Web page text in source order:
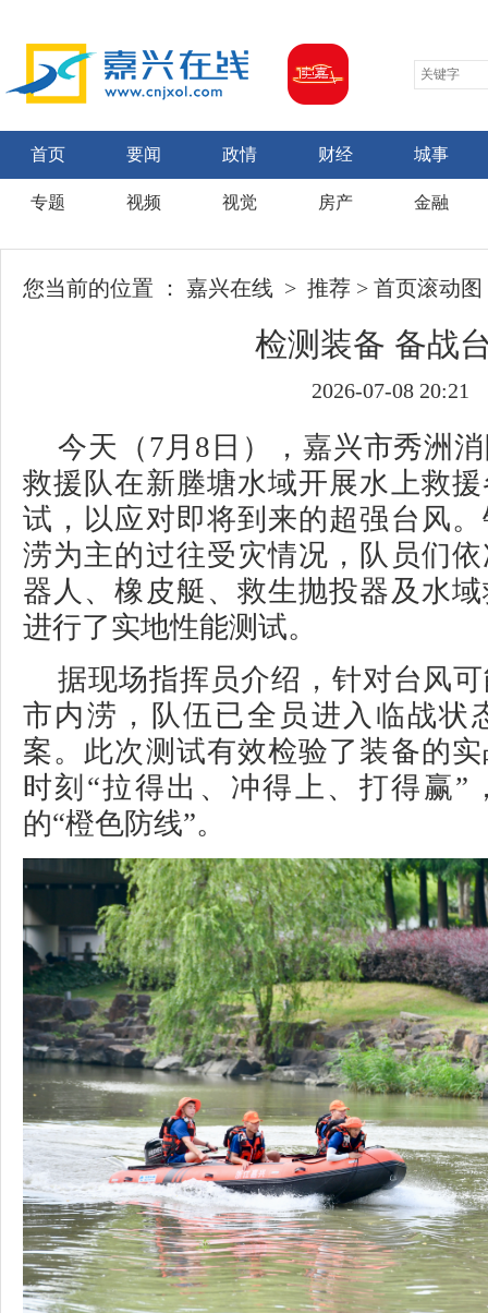
首页 要闻 政情 财经 城事
专题 视频 视觉 房产 金融
您当前的位置 ： 嘉兴在线 > 推荐 > 首页滚动图
检测装备 备战
2026-07-08 20:21
今天（7月8日），嘉兴市秀洲
救援队在新塍塘水域开展水上救
试，以应对即将到来的超强台风
涝为主的过往受灾情况，队员们
器人、橡皮艇、救生抛投器及水
进行了实地性能测试。
据现场指挥员介绍，针对台风
市内涝，队伍已全员进入临战状
案。此次测试有效检验了装备的
时刻“拉得出、冲得上、打得赢”
的“橙色防线”。